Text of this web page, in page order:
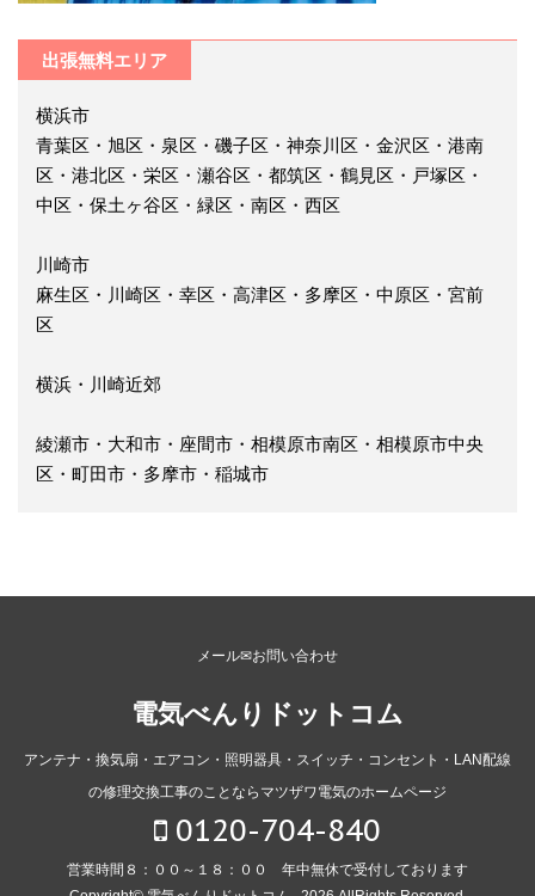
出張無料エリア
横浜市
青葉区・旭区・泉区・磯子区・神奈川区・金沢区・港南
区・港北区・栄区・瀬谷区・都筑区・鶴見区・戸塚区・
中区・保土ヶ谷区・緑区・南区・西区
川崎市
麻生区・川崎区・幸区・高津区・多摩区・中原区・宮前
区
横浜・川崎近郊
綾瀬市・大和市・座間市・相模原市南区・相模原市中央
区・町田市・多摩市・稲城市
メール✉お問い合わせ
電気べんりドットコム
アンテナ・換気扇・エアコン・照明器具・スイッチ・コンセント・LAN配線
の修理交換工事のことならマツザワ電気のホームページ
0120-704-840
営業時間８：００～１８：００ 年中無休で受付しております